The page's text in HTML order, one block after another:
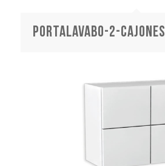
portalavabo-2-cajones